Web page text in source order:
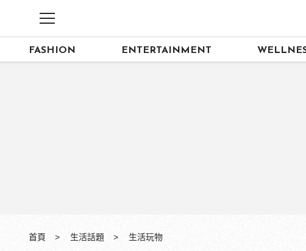
FASHION ENTERTAINMENT
首頁 生活話題 生活玩物